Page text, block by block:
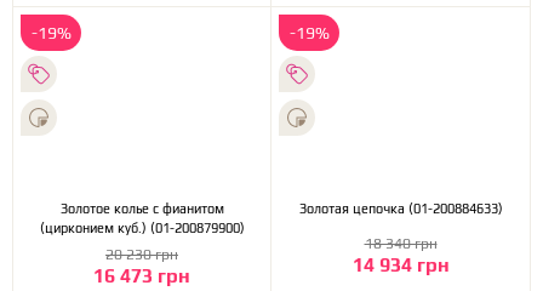
-19%
Золотое колье с фианитом
(цирконием куб.) (01-200879900)
16 473 грн
20 230 грн
-19%
Золотая цепочка (01-200884633)
14 934 грн
18 340 грн